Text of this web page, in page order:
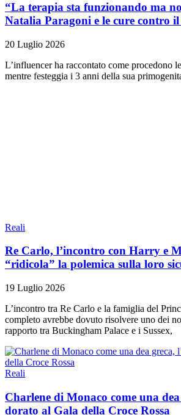
“La terapia sta funzionando ma
Natalia Paragoni e le cure contro
20 Luglio 2026
L’influencer ha raccontato come procedono
mentre festeggia i 3 anni della sua
Reali
Re Carlo, l’incontro con Harry e
“ridicola” la polemica sulla loro
19 Luglio 2026
L’incontro tra Re Carlo e la famiglia del
completo avrebbe dovuto risolvere uno dei
rapporto tra Buckingham Palace e i Sussex,
Reali
Charlene di Monaco come una
dorato al Gala della Croce Rossa